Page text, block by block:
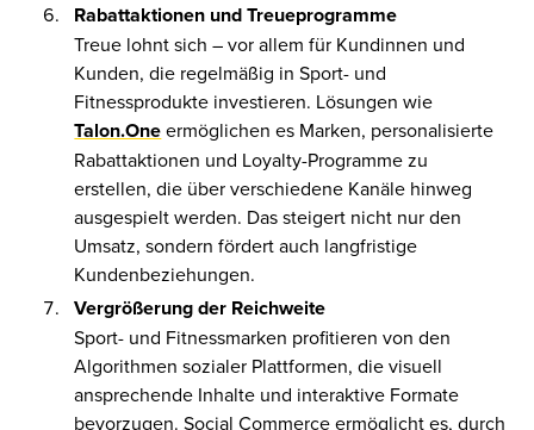
Rabattaktionen und Treueprogramme
Treue lohnt sich – vor allem für Kundinnen und
Kunden, die regelmäßig in Sport- und
Fitnessprodukte investieren. Lösungen wie
Talon.Oneermöglichen es Marken, personalisierte
Rabattaktionen und Loyalty-Programme zu
erstellen, die über verschiedene Kanäle hinweg
ausgespielt werden. Das steigert nicht nur den
Umsatz, sondern fördert auch langfristige
Kundenbeziehungen.
Vergrößerung der Reichweite
Sport- und Fitnessmarken profitieren von den
Algorithmen sozialer Plattformen, die visuell
ansprechende Inhalte und interaktive Formate
bevorzugen. Social Commerce ermöglicht es, durch